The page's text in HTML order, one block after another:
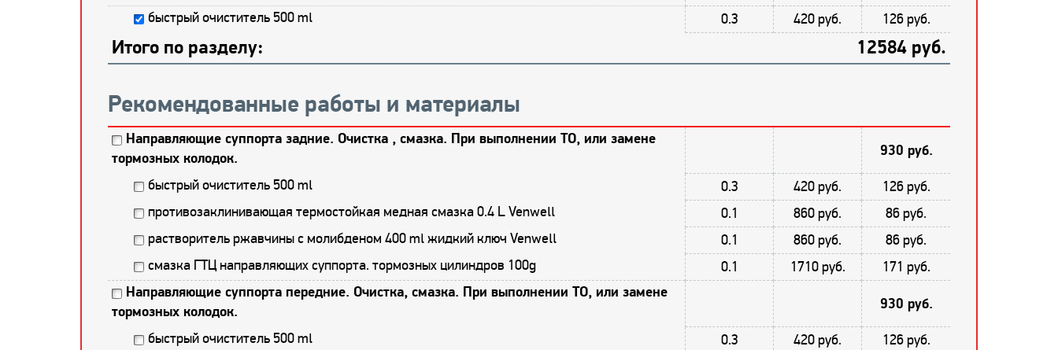
быстрый очиститель 500 ml 0.3 420 руб. 126 руб.
Итого по разделу: 12584 руб.
Рекомендованные работы и материалы
Направляющие суппорта задние. Очистка , смазка. При выполнении ТО, или замене
тормозных колодок.
930 руб.
быстрый очиститель 500 ml 0.3 420 руб.
126 руб.
противозаклинивающая термостойкая медная смазка 0.4 L Venwell
0.1 860 руб.
86 руб.
растворитель ржавчины с молибденом 400 ml жидкий ключ Venwell
0.1 860 руб.
86 руб.
смазка ГТЦ направляющих суппорта. тормозных цилиндров 100g
0.1 1710 руб. 171 руб.
Направляющие суппорта передние. Очистка, смазка. При выполнении ТО, или замене
тормозных колодок.
930 руб.
быстрый очиститель 500 ml 0.3 420 руб.
126 руб.